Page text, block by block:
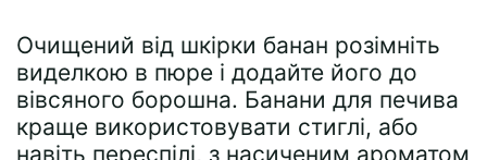
Очищений від шкірки банан розімніть
виделкою в пюре і додайте його до
вівсяного борошна. Банани для печива
краще використовувати стиглі, або
навіть переспілі, з насиченим ароматом